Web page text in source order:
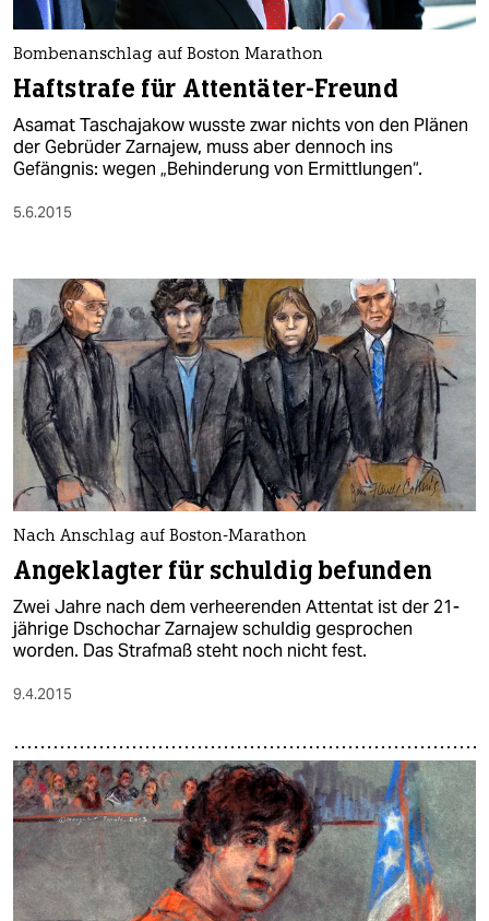
nord
wahrheit
verlag
shop
fragen & hilfe
unterstützen
abo
genossenschaft
epaper login
Bombenanschlag auf Boston Marathon
Haftstrafe für Attentäter-Freund
Asamat Taschajakow wusste zwar nichts von den Plänen
der Gebrüder Zarnajew, muss aber dennoch ins
Gefängnis: wegen „Behinderung von Ermittlungen“.
5.6.2015
Nach Anschlag auf Boston-Marathon
Angeklagter für schuldig befunden
Zwei Jahre nach dem verheerenden Attentat ist der 21-
jährige Dschochar Zarnajew schuldig gesprochen
worden. Das Strafmaß steht noch nicht fest.
9.4.2015